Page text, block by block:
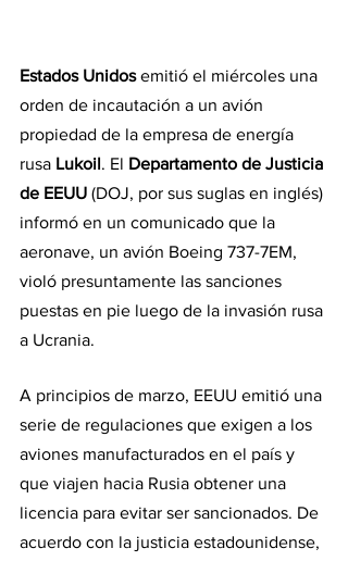
Estados Unidos emitió el miércoles una
orden de incautación a un avión
propiedad de la empresa de energía
rusa Lukoil. El Departamento de Justicia
de EEUU (DOJ, por sus suglas en inglés)
informó en un comunicado que la
aeronave, un avión Boeing 737-7EM,
violó presuntamente las sanciones
puestas en pie luego de la invasión rusa
a Ucrania.
A principios de marzo, EEUU emitió una
serie de regulaciones que exigen a los
aviones manufacturados en el país y
que viajen hacia Rusia obtener una
licencia para evitar ser sancionados. De
acuerdo con la justicia estadounidense,